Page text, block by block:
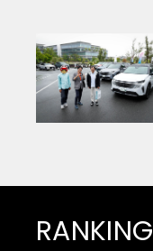
RANKING